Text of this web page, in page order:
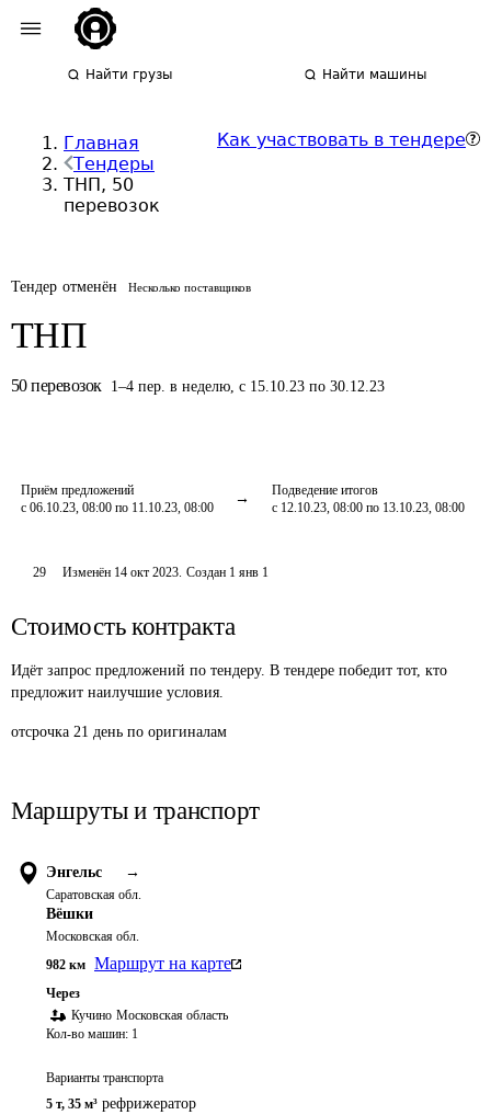
Найти грузы Найти машины
Главная
Тендеры
ТНП, 50
перевозок
Как участвовать в тендере
Тендер отменён Несколько поставщиков
ТНП
50 перевозок 1–4 пер. в неделю, с 15.10.23 по 30.12.23
Приём предложений
с 06.10.23, 08:00 по 11.10.23, 08:00
Подведение итогов
с 12.10.23, 08:00 по 13.10.23, 08:00
29 Изменён 14 окт 2023. Создан 1 янв 1
Стоимость контракта
Идёт запрос предложений по тендеру. В тендере победит тот, кто
предложит наилучшие условия.
отсрочка 21 день по оригиналам
Маршруты и транспорт
Энгельс →
Саратовская обл.
Вёшки
Московская обл.
982 км Маршрут на карте
Через
Кучино Московская область
Кол-во машин: 1
Варианты транспорта
5 т, 35 м³ рефрижератор